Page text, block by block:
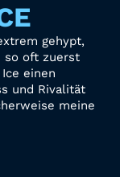
gehypt,
so oft zuerst
einen
und Rivalität
meine